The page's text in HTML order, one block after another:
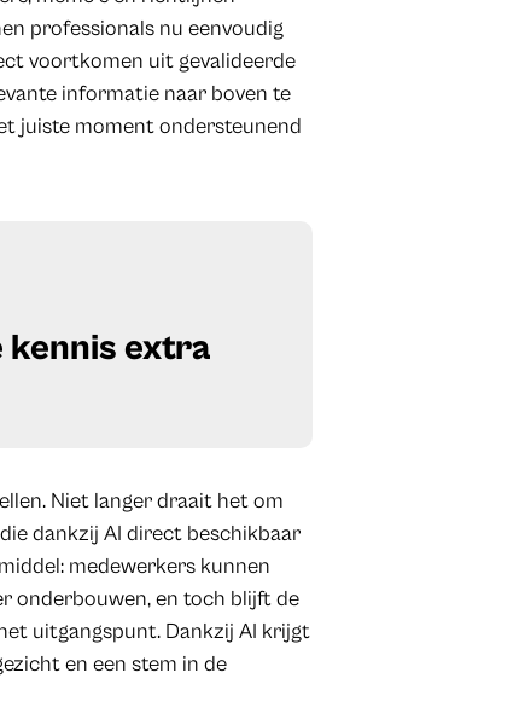
professionals nu eenvoudig
voortkomen uit gevalideerde
informatie naar boven te
juiste moment ondersteunend
kennis extra
Niet langer draait het om
dankzij AI direct beschikbaar
medewerkers kunnen
onderbouwen, en toch blijft de
uitgangspunt. Dankzij AI krijgt
en een stem in de